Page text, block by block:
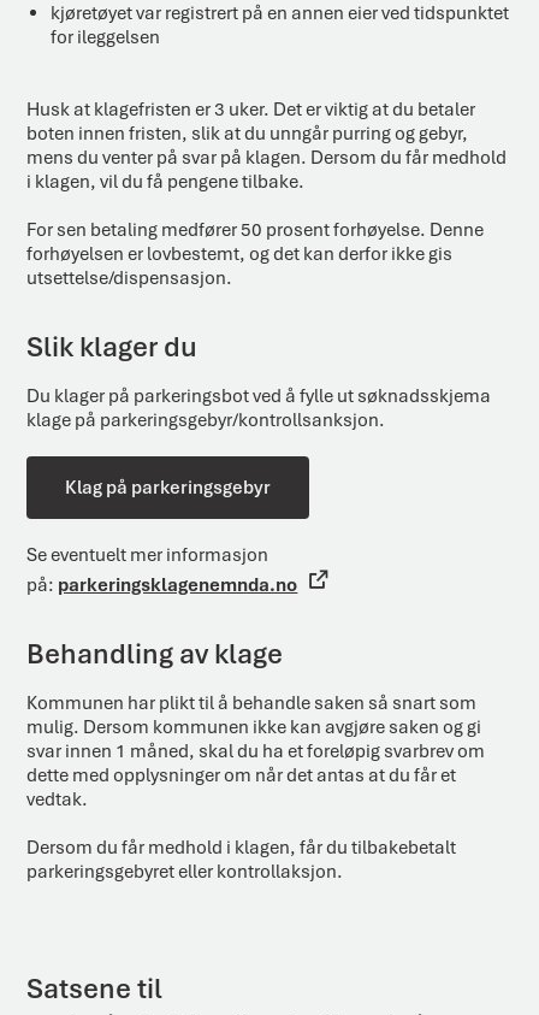
kjøretøyet var registrert på en annen eier ved tidspunktet
for ileggelsen
Husk at klagefristen er 3 uker. Det er viktig at du betaler
boten innen fristen, slik at du unngår purring og gebyr,
mens du venter på svar på klagen. Dersom du får medhold
i klagen, vil du få pengene tilbake.
For sen betaling medfører 50 prosent forhøyelse. Denne
forhøyelsen er lovbestemt, og det kan derfor ikke gis
utsettelse/dispensasjon.
Slik klager du
Du klager på parkeringsbot ved å fylle ut søknadsskjema
klage på parkeringsgebyr/kontrollsanksjon.
Klag på parkeringsgebyr
Se eventuelt mer informasjon
på: parkeringsklagenemnda.no
Behandling av klage
Kommunen har plikt til å behandle saken så snart som
mulig. Dersom kommunen ikke kan avgjøre saken og gi
svar innen 1 måned, skal du ha et foreløpig svarbrev om
dette med opplysninger om når det antas at du får et
vedtak.
Dersom du får medhold i klagen, får du tilbakebetalt
parkeringsgebyret eller kontrollaksjon.
Satsene til